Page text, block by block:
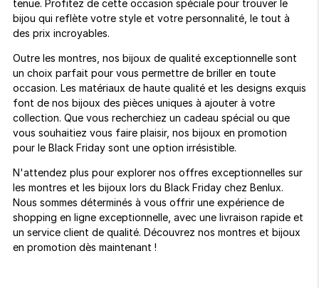
tenue. Profitez de cette occasion spéciale pour trouver le
bijou qui reflète votre style et votre personnalité, le tout à
des prix incroyables.
Outre les montres, nos bijoux de qualité exceptionnelle sont
un choix parfait pour vous permettre de briller en toute
occasion. Les matériaux de haute qualité et les designs exquis
font de nos bijoux des pièces uniques à ajouter à votre
collection. Que vous recherchiez un cadeau spécial ou que
vous souhaitiez vous faire plaisir, nos bijoux en promotion
pour le Black Friday sont une option irrésistible.
N'attendez plus pour explorer nos offres exceptionnelles sur
les montres et les bijoux lors du Black Friday chez Benlux.
Nous sommes déterminés à vous offrir une expérience de
shopping en ligne exceptionnelle, avec une livraison rapide et
un service client de qualité. Découvrez nos montres et bijoux
en promotion dès maintenant !